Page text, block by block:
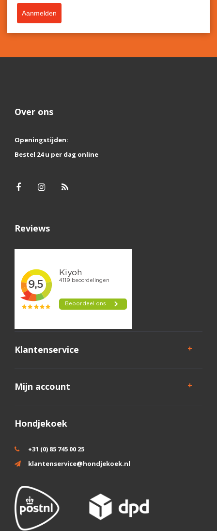
Aanmelden
Over ons
Openingstijden:
Bestel 24 u per dag online
Reviews
Klantenservice
Mijn account
Hondjekoek
+31 (0) 85 745 00 25
klantenservice@hondjekoek.nl